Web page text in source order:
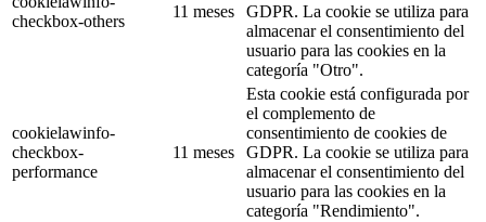
checkbox-others
11 meses
GDPR. La cookie se utiliza para
almacenar el consentimiento del
usuario para las cookies en la
categoría "Otro".
cookielawinfo-
checkbox-
performance
11 meses
Esta cookie está configurada por
el complemento de
consentimiento de cookies de
GDPR. La cookie se utiliza para
almacenar el consentimiento del
usuario para las cookies en la
categoría "Rendimiento".